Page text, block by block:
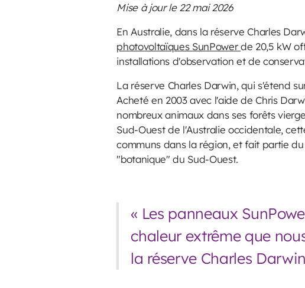
Mise à jour le 22 mai 2026
En Australie, dans la réserve Charles
photovoltaïques SunPowerde 20,5 kW
installations d'observation et de
La réserve Charles Darwin, qui s'étend
Acheté en 2003 avec l'aide de Chris
nombreux animaux dans ses forêts
Sud-Ouest de l'Australie occidentale,
communs dans la région, et fait partie
"botanique" du Sud-Ouest.
« Les panneaux
chaleur extrême que
la réserve Charles